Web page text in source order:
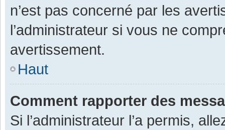
n’est pas concerné par les
l’administrateur si vous ne
avertissement.
Haut
Comment rapporter des
Si l’administrateur l’a permis,